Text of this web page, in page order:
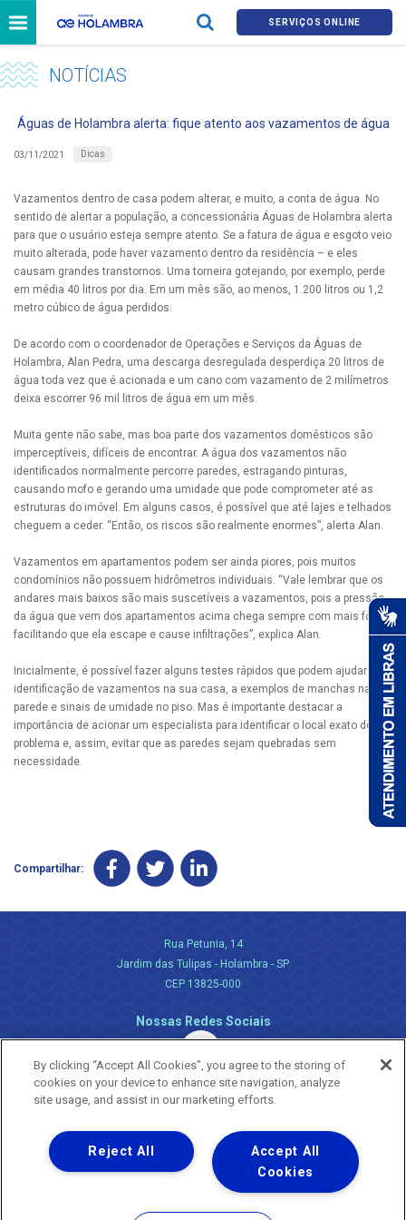
SERVIÇOS ONLINE
NOTÍCIAS
Águas de Holambra alerta: fique atento aos vazamentos de água
03/11/2021 Dicas
Vazamentos dentro de casa podem alterar, e muito, a conta de água. No
sentido de alertar a população, a concessionária Águas de Holambra alerta
para que o usuário esteja sempre atento. Se a fatura de água e esgoto veio
muito alterada, pode haver vazamento dentro da residência – e eles
causam grandes transtornos. Uma torneira gotejando, por exemplo, perde
em média 40 litros por dia. Em um mês são, ao menos, 1.200 litros ou 1,2
metro cúbico de água perdidos.
De acordo com o coordenador de Operações e Serviços da Águas de
Holambra, Alan Pedra, uma descarga desregulada desperdiça 20 litros de
água toda vez que é acionada e um cano com vazamento de 2 milímetros
deixa escorrer 96 mil litros de água em um mês.
Muita gente não sabe, mas boa parte dos vazamentos domésticos são
imperceptíveis, difíceis de encontrar. A água dos vazamentos não
identificados normalmente percorre paredes, estragando pinturas,
causando mofo e gerando uma umidade que pode comprometer até as
estruturas do imóvel. Em alguns casos, é possível que até lajes e telhados
cheguem a ceder. “Então, os riscos são realmente enormes”, alerta Alan.
Vazamentos em apartamentos podem ser ainda piores, pois muitos
condomínios não possuem hidrômetros individuais. “Vale lembrar que os
andares mais baixos são mais suscetíveis a vazamentos, pois a pressão
da água que vem dos apartamentos acima chega sempre com mais força,
facilitando que ela escape e cause infiltrações”, explica Alan.
Inicialmente, é possível fazer alguns testes rápidos que podem ajudar na
identificação de vazamentos na sua casa, a exemplos de manchas na
parede e sinais de umidade no piso. Mas é importante destacar a
importância de acionar um especialista para identificar o local exato do
problema e, assim, evitar que as paredes sejam quebradas sem
necessidade.
Compartilhar:
Rua Petunia, 14
Jardim das Tulipas - Holambra - SP
CEP 13825-000
Nossas Redes Sociais
Uma empresa
Copyright ® 2026 - Todos os Direitos Reservados.
Nossa natureza movimenta a vida
By clicking “Accept All Cookies”, you agree to the storing of
cookies on your device to enhance site navigation, analyze
site usage, and assist in our marketing efforts.
Accept All
Cookies
Reject All